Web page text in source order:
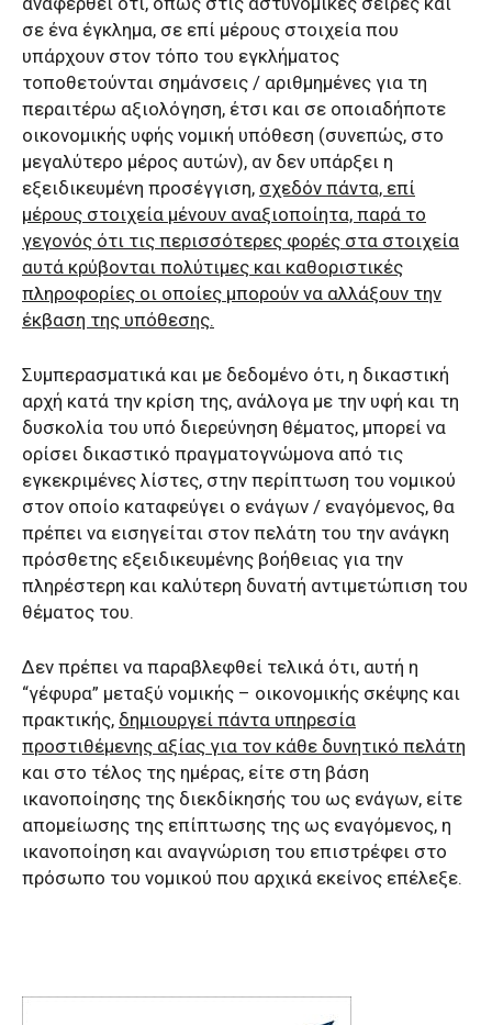
σε ένα έγκλημα, σε επί μέρους στοιχεία που
υπάρχουν στον τόπο του εγκλήματος
τοποθετούνται σημάνσεις / αριθμημένες για τη
περαιτέρω αξιολόγηση, έτσι και σε οποιαδήποτε
οικονομικής υφής νομική υπόθεση (συνεπώς, στο
μεγαλύτερο μέρος αυτών), αν δεν υπάρξει η
εξειδικευμένη προσέγγιση, σχεδόν πάντα, επί
μέρους στοιχεία μένουν αναξιοποίητα, παρά το
γεγονός ότι τις περισσότερες φορές στα στοιχεία
αυτά κρύβονται πολύτιμες και καθοριστικές
πληροφορίες οι οποίες μπορούν να αλλάξουν την
έκβαση της υπόθεσης.
Συμπερασματικά και με δεδομένο ότι, η δικαστική
αρχή κατά την κρίση της, ανάλογα με την υφή και τη
δυσκολία του υπό διερεύνηση θέματος, μπορεί να
ορίσει δικαστικό πραγματογνώμονα από τις
εγκεκριμένες λίστες, στην περίπτωση του νομικού
στον οποίο καταφεύγει ο ενάγων / εναγόμενος, θα
πρέπει να εισηγείται στον πελάτη του την ανάγκη
πρόσθετης εξειδικευμένης βοήθειας για την
πληρέστερη και καλύτερη δυνατή αντιμετώπιση του
θέματος του.
Δεν πρέπει να παραβλεφθεί τελικά ότι, αυτή η
“γέφυρα” μεταξύ νομικής – οικονομικής σκέψης και
πρακτικής, δημιουργεί πάντα υπηρεσία
προστιθέμενης αξίας για τον κάθε δυνητικό πελάτη
και στο τέλος της ημέρας, είτε στη βάση
ικανοποίησης της διεκδίκησής του ως ενάγων, είτε
απομείωσης της επίπτωσης της ως εναγόμενος, η
ικανοποίηση και αναγνώριση του επιστρέφει στο
πρόσωπο του νομικού που αρχικά εκείνος επέλεξε.